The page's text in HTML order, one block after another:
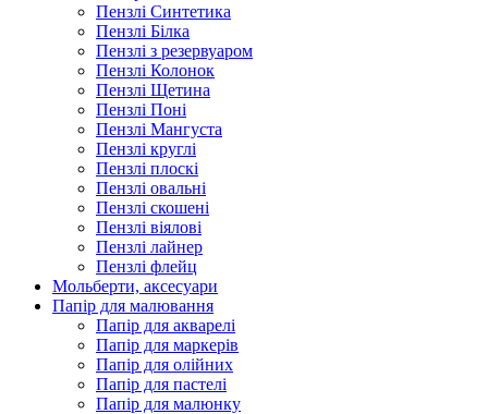
Пензлі Синтетика
Пензлі Білка
Пензлі з резервуаром
Пензлі Колонок
Пензлі Щетина
Пензлі Поні
Пензлі Мангуста
Пензлі круглі
Пензлі плоскі
Пензлі овальні
Пензлі скошені
Пензлі віялові
Пензлі лайнер
Пензлі флейц
Мольберти, аксесуари
Папір для малювання
Папір для акварелі
Папір для маркерів
Папір для олійних
Папір для пастелі
Папір для малюнку